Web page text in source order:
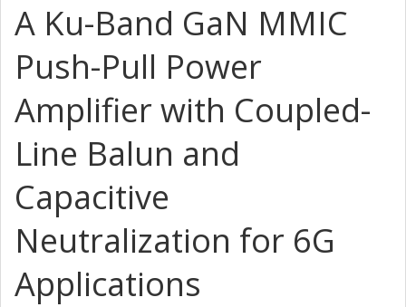
A Ku-Band GaN MMIC
Push-Pull Power
Amplifier with Coupled-
Line Balun and
Capacitive
Neutralization for 6G
Applications